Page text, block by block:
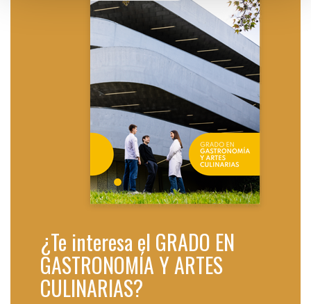
¿Te interesa el GRADO EN
GASTRONOMÍA Y ARTES
CULINARIAS?